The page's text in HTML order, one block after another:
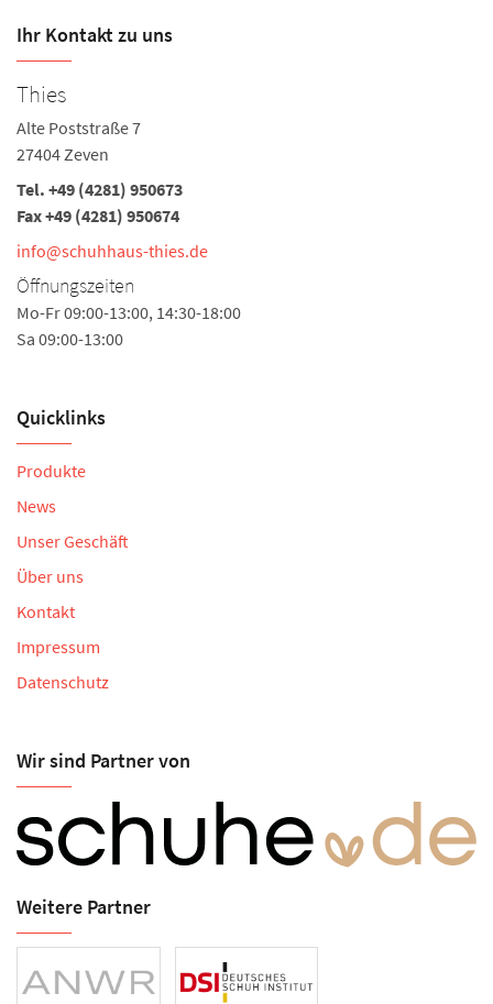
Ihr Kontakt zu uns
Thies
Alte Poststraße 7
27404 Zeven
Tel. +49 (4281) 950673
Fax +49 (4281) 950674
info@schuhhaus-thies.de
Öffnungszeiten
Mo-Fr 09:00-13:00, 14:30-18:00
Sa 09:00-13:00
Quicklinks
Produkte
News
Unser Geschäft
Über uns
Kontakt
Impressum
Datenschutz
Wir sind Partner von
Weitere Partner